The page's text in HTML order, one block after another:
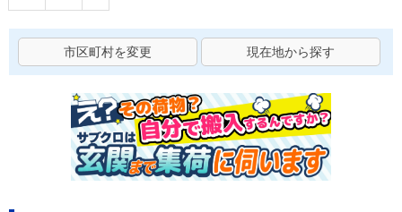
市区町村を変更 現在地から探す